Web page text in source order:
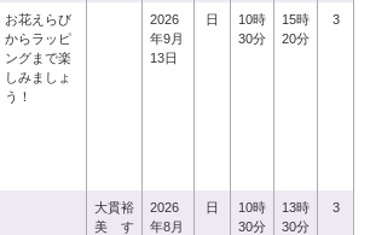
お花えらび
からラッピ
ングまで楽
しみましょ
う！
2026
年9月
13日
日
10時
30分
15時
20分
3
大貫裕
美 す
2026
年8月
日
10時
30分
13時
30分
3